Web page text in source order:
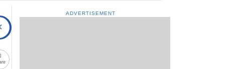
ADVERTISEMENT